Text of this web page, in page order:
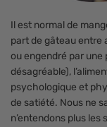
Il est normal de
part de gâteau entre
ou engendré par une
désagréable),
psychologique et
de satiété. Nous ne
n’entendons plus